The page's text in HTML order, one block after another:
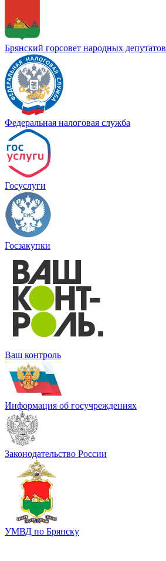
Брянский горсовет народных депутатов
Федеральная налоговая служба
Госуслуги
Госзакупки
Ваш контроль
Информация об госучреждениях
Законодательство России
УМВД по Брянску